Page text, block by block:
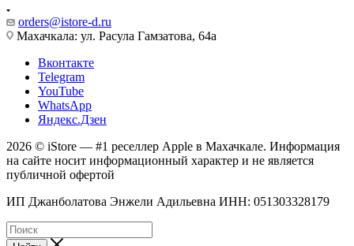
orders@istore-d.ru
Махачкала: ул. Расула Гамзатова, 64а
Вконтакте
Telegram
YouTube
WhatsApp
Яндекс.Дзен
2026 © iStore — #1 реселлер Apple в Махачкале. Информация
на сайте носит информационный характер и не является
публичной офертой
ИП Джанболатова Энжели Адильевна ИНН: 051303328179